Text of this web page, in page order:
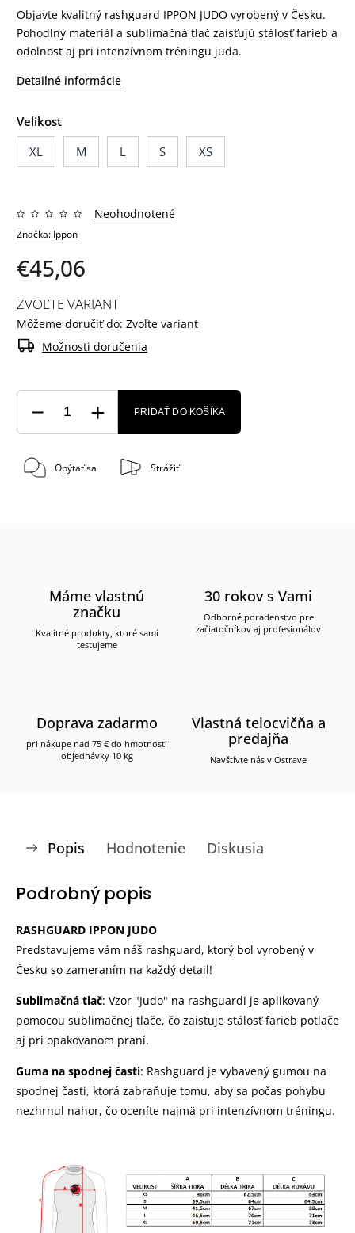
Objavte kvalitný rashguard IPPON JUDO vyrobený v Česku.
Pohodlný materiál a sublimačná tlač zaisťujú stálosť farieb a
odolnosť aj pri intenzívnom tréningu juda.
Detailné informácie
Velikost
XL
M L S XS
Značka: Ippon
Neohodnotené
€45,06
ZVOĽTE VARIANT
Môžeme doručiť do: Zvoľte variant
Možnosti doručenia
PRIDAŤ DO KOŠÍKA
Opýtať sa Strážiť
Máme vlastnú
značku
Kvalitné produkty, ktoré sami
testujeme
30 rokov s Vami
Odborné poradenstvo pre
začiatočníkov aj profesionálov
Doprava zadarmo
pri nákupe nad 75 € do hmotnosti
objednávky 10 kg
Vlastná telocvičňa a
predajňa
Navštívte nás v Ostrave
Popis Hodnotenie Diskusia
Podrobný popis
RASHGUARD IPPON JUDO
Predstavujeme vám náš rashguard, ktorý bol vyrobený v
Česku so zameraním na každý detail!
Sublimačná tlač: Vzor "Judo" na rashguardi je aplikovaný
pomocou sublimačnej tlače, čo zaisťuje stálosť farieb potlače
aj pri opakovanom praní.
Guma na spodnej časti: Rashguard je vybavený gumou na
spodnej časti, ktorá zabraňuje tomu, aby sa počas pohybu
nezhrnul nahor, čo oceníte najmä pri intenzívnom tréningu.